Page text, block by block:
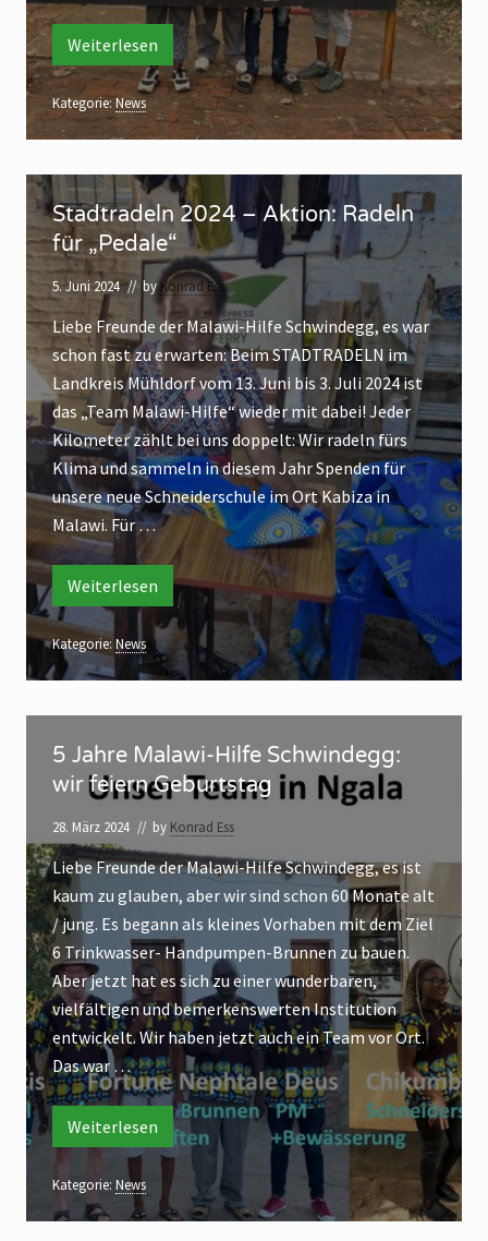
V
o
r
s
t
a
d
s
r
e
i
s
e
n
a
c
h
M
a
a
w
i
Weiterlesen
Kategorie:News
i
s
e
n
h
M
a
l
a
w
i
Stadtradeln 2024 – Aktion: Radeln
für „Pedale“
5. Juni 2024 // byKonrad Ess
Liebe Freunde der Malawi-Hilfe Schwindegg, es war
schon fast zu erwarten: Beim STADTRADELN im
Landkreis Mühldorf vom 13. Juni bis 3. Juli 2024 ist
das „Team Malawi-Hilfe“ wieder mit dabei! Jeder
Kilometer zählt bei uns doppelt: Wir radeln fürs
Klima und sammeln in diesem Jahr Spenden für
unsere neue Schneiderschule im Ort Kabiza in
Malawi. Für …
S
t
a
d
t
r
d
l
n
2
0
2
4
–
A
k
t
i
n
:
R
a
d
e
l
n
f
ü
r
„
e
a
Weiterlesen
Kategorie: News
S
a
d
t
r
a
e
l
n
2
2
4
–
A
k
R
a
d
e
l
n
f
ü
r
„
P
e
5 Jahre Malawi-Hilfe Schwindegg:
wir feiern Geburtstag
28. März 2024 // by Konrad Ess
Liebe Freunde der Malawi-Hilfe Schwindegg, es ist
kaum zu glauben, aber wir sind schon 60 Monate alt
/ jung. Es begann als kleines Vorhaben mit dem Ziel
6 Trinkwasser- Handpumpen-Brunnen zu bauen.
Aber jetzt hat es sich zu einer wunderbaren,
vielfältigen und bemerkenswerten Institution
entwickelt. Wir haben jetzt auch ein Team vor Ort.
Das war …
5
J
h
e
Weiterlesen
Kategorie: News
r
e
M
a
l
a
w
-
H
i
l